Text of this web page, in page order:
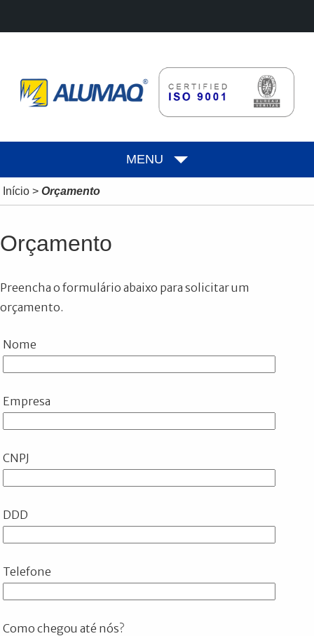
MENU
Início> Orçamento
Orçamento
Preencha o formulário abaixo para solicitar um
orçamento.
Nome
Empresa
CNPJ
DDD
Telefone
Como chegou até nós?